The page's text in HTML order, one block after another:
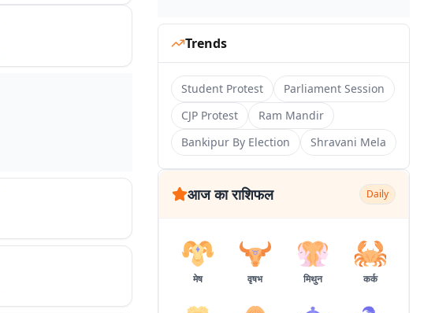
Trends
Student Protest
Parliament Session
CJP Protest
Ram Mandir
Bankipur By Election
Shravani Mela
आज का राशिफल Daily
मेष वृषभ मिथुन कर्क